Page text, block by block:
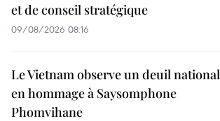
et de conseil stratégique
09/08/2026 08:16
Le Vietnam observe un deuil national
en hommage à Saysomphone
Phomvihane